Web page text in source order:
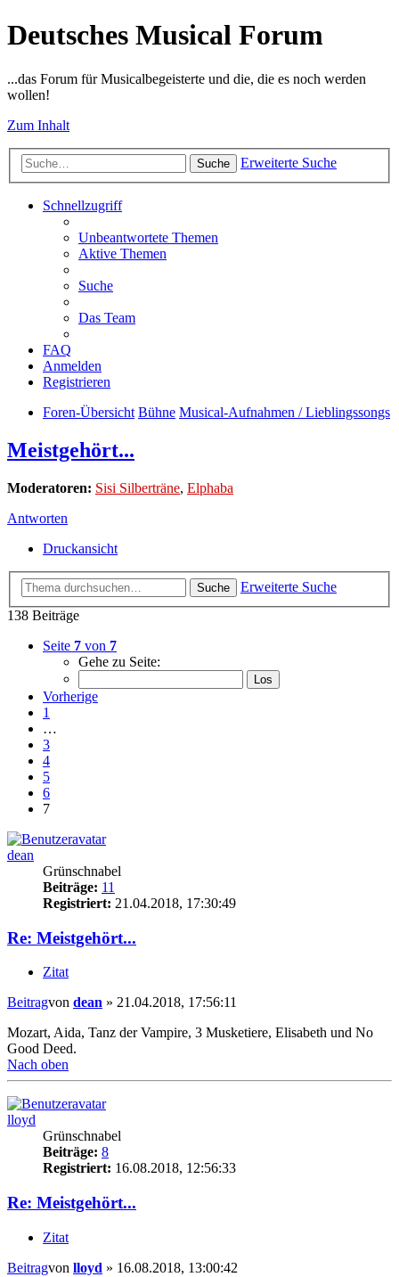
Deutsches Musical Forum
...das Forum für Musicalbegeisterte und die, die es noch werden
wollen!
Zum Inhalt
Suche Erweiterte Suche
Schnellzugriff
Unbeantwortete Themen
Aktive Themen
Suche
Das Team
FAQ
Anmelden
Registrieren
Foren-Übersicht Bühne Musical-Aufnahmen / Lieblingssongs
Meistgehört...
Moderatoren: Sisi Silberträne, Elphaba
Antworten
Druckansicht
Suche
Erweiterte Suche
138 Beiträge
Seite 7 von 7
Gehe zu Seite:
Vorherige
1
…
3
4
5
6
7
dean
Grünschnabel
Beiträge: 11
Registriert: 21.04.2018, 17:30:49
Re: Meistgehört...
Zitat
Beitragvon dean » 21.04.2018, 17:56:11
Mozart, Aida, Tanz der Vampire, 3 Musketiere, Elisabeth und No
Good Deed.
Nach oben
lloyd
Grünschnabel
Beiträge: 8
Registriert: 16.08.2018, 12:56:33
Re: Meistgehört...
Zitat
Beitragvon lloyd » 16.08.2018, 13:00:42